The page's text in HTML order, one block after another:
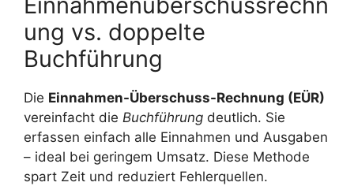
ung vs. doppelte
Buchführung
Die Einnahmen-Überschuss-Rechnung (EÜR)
vereinfacht die Buchführung deutlich. Sie
erfassen einfach alle Einnahmen und Ausgaben
– ideal bei geringem Umsatz. Diese Methode
spart Zeit und reduziert Fehlerquellen.